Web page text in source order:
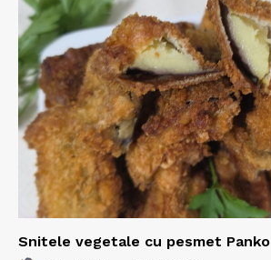
Snitele vegetale cu pesmet Panko